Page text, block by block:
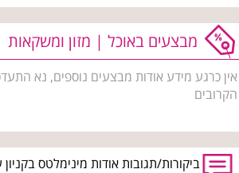
מבצעים באוכל | מזון ומשקאות
אין כרגע מידע אודות מבצעים נוספים, נא
הקרובים
ביקורות/תגובות אודות מינימלטס בקניון